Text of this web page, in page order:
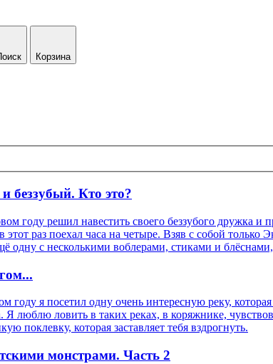
Корзина
беззубый. Кто это?
году решил навестить своего беззубого дружка и
раз поехал часа на четыре. Взяв с собой
одну с несколькими воблерами, стиками и
я посетил одну очень интересную реку,
Я люблю ловить в таких реках, в коряжнике,
поклевку, которая заставляет тебя вздрогнуть.
монстрами. Часть 2